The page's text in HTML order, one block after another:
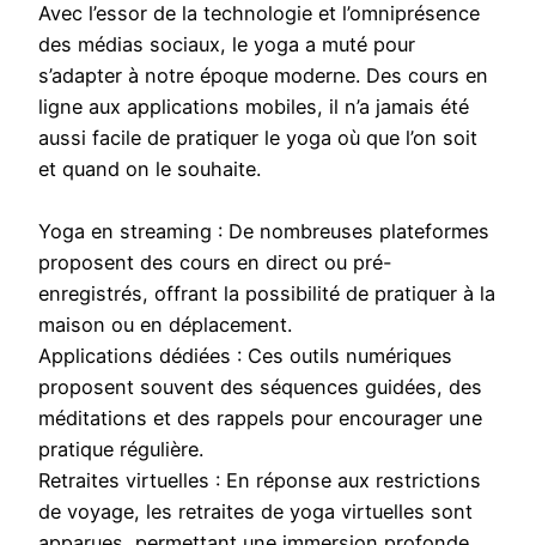
Avec l’essor de la technologie et l’omniprésence
des médias sociaux, le yoga a muté pour
s’adapter à notre époque moderne. Des cours en
ligne aux applications mobiles, il n’a jamais été
aussi facile de pratiquer le yoga où que l’on soit
et quand on le souhaite.
Yoga en streaming : De nombreuses plateformes
proposent des cours en direct ou pré-
enregistrés, offrant la possibilité de pratiquer à la
maison ou en déplacement.
Applications dédiées : Ces outils numériques
proposent souvent des séquences guidées, des
méditations et des rappels pour encourager une
pratique régulière.
Retraites virtuelles : En réponse aux restrictions
de voyage, les retraites de yoga virtuelles sont